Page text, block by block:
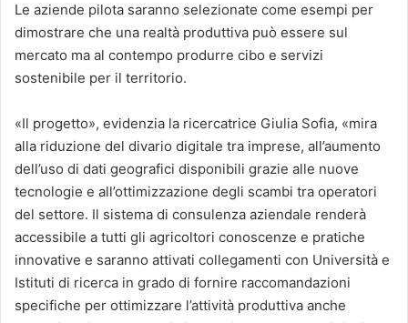
Le aziende pilota saranno selezionate come esempi per
dimostrare che una realtà produttiva può essere sul
mercato ma al contempo produrre cibo e servizi
sostenibile per il territorio.
«Il progetto», evidenzia la ricercatrice Giulia Sofia, «mira
alla riduzione del divario digitale tra imprese, all’aumento
dell’uso di dati geografici disponibili grazie alle nuove
tecnologie e all’ottimizzazione degli scambi tra operatori
del settore. Il sistema di consulenza aziendale renderà
accessibile a tutti gli agricoltori conoscenze e pratiche
innovative e saranno attivati collegamenti con Università e
Istituti di ricerca in grado di fornire raccomandazioni
specifiche per ottimizzare l’attività produttiva anche